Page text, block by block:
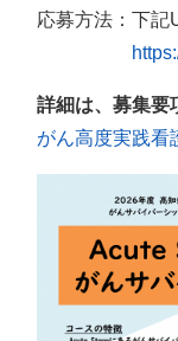
応募方法：下記
詳細は、募集要
がん高度実践看